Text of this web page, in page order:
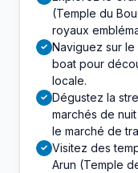
(Temple du
royaux
✓ Naviguez sur
boat pour
locale.
✓ Dégustez la
marchés de
le marché de
✓ Visitez des
Arun (Temple